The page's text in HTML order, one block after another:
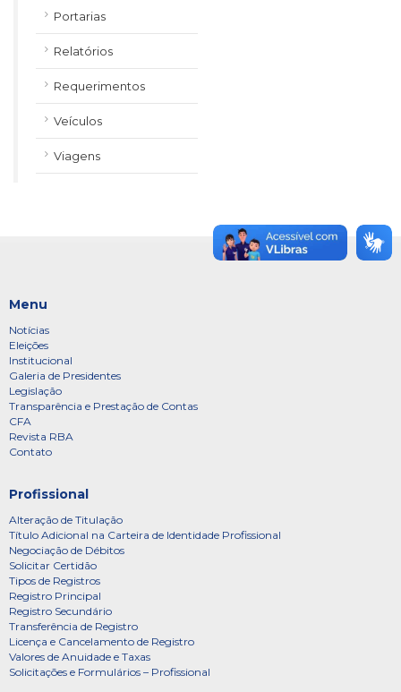
Portarias
Relatórios
Requerimentos
Veículos
Viagens
Menu
Notícias
Eleições
Institucional
Galeria de Presidentes
Legislação
Transparência e Prestação de Contas
CFA
Revista RBA
Contato
Profissional
Alteração de Titulação
Título Adicional na Carteira de Identidade Profissional
Negociação de Débitos
Solicitar Certidão
Tipos de Registros
Registro Principal
Registro Secundário
Transferência de Registro
Licença e Cancelamento de Registro
Valores de Anuidade e Taxas
Solicitações e Formulários – Profissional